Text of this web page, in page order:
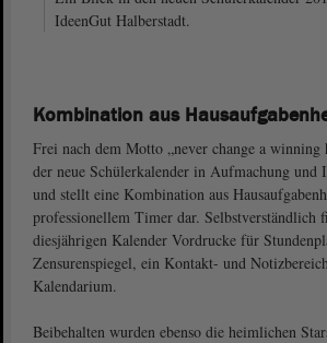
IdeenGut Halberstadt.
Kombination aus
Frei nach dem Motto „never change a winning
der neue Schülerkalender in Aufmachung und
und stellt eine Kombination aus
professionellem Timer dar. Selbstverständlich
diesjährigen Kalender Vordrucke für
Zensurenspiegel, ein Kontakt- und
Kalendarium.
Beibehalten wurden ebenso die heimlichen